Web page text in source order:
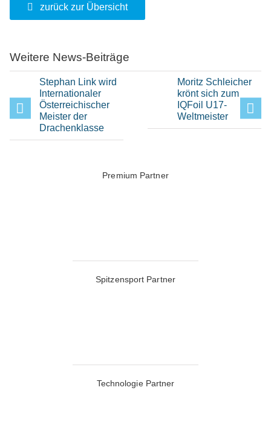
zurück zur Übersicht
Weitere News-Beiträge
Stephan Link wird
Internationaler
Österreichischer
Meister der
Drachenklasse
Moritz Schleicher
krönt sich zum
IQFoil U17-
Weltmeister
Premium Partner
Spitzensport Partner
Technologie Partner